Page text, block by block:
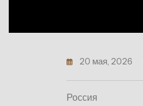
20 мая, 2026
Россия